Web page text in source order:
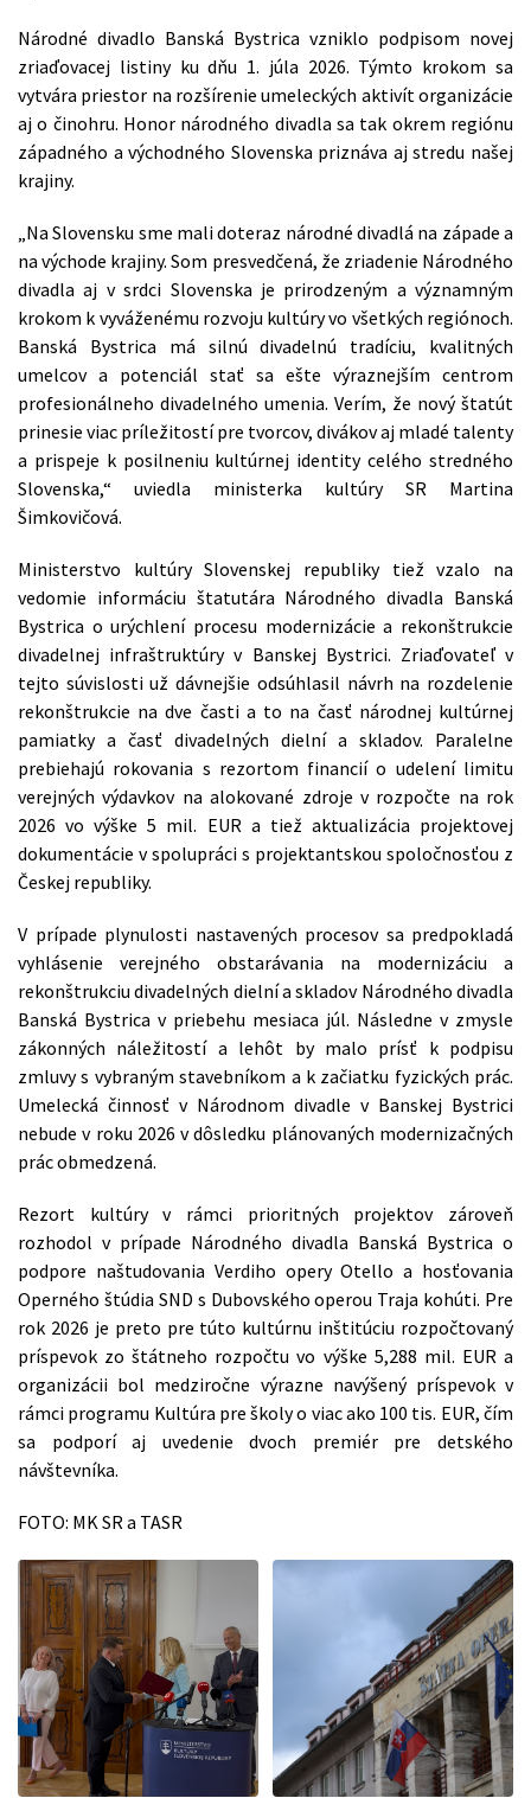
Národné divadlo Banská Bystrica vzniklo podpisom novej
zriaďovacej listiny ku dňu 1. júla 2026. Týmto krokom sa
vytvára priestor na rozšírenie umeleckých aktivít organizácie
aj o činohru. Honor národného divadla sa tak okrem regiónu
západného a východného Slovenska priznáva aj stredu našej
krajiny.
„Na Slovensku sme mali doteraz národné divadlá na západe a
na východe krajiny. Som presvedčená, že zriadenie Národného
divadla aj v srdci Slovenska je prirodzeným a významným
krokom k vyváženému rozvoju kultúry vo všetkých regiónoch.
Banská Bystrica má silnú divadelnú tradíciu, kvalitných
umelcov a potenciál stať sa ešte výraznejším centrom
profesionálneho divadelného umenia. Verím, že nový štatút
prinesie viac príležitostí pre tvorcov, divákov aj mladé talenty
a prispeje k posilneniu kultúrnej identity celého stredného
Slovenska,“ uviedla ministerka kultúry SR Martina
Šimkovičová.
Ministerstvo kultúry Slovenskej republiky tiež vzalo na
vedomie informáciu štatutára Národného divadla Banská
Bystrica o urýchlení procesu modernizácie a rekonštrukcie
divadelnej infraštruktúry v Banskej Bystrici. Zriaďovateľ v
tejto súvislosti už dávnejšie odsúhlasil návrh na rozdelenie
rekonštrukcie na dve časti a to na časť národnej kultúrnej
pamiatky a časť divadelných dielní a skladov. Paralelne
prebiehajú rokovania s rezortom financií o udelení limitu
verejných výdavkov na alokované zdroje v rozpočte na rok
2026 vo výške 5 mil. EUR a tiež aktualizácia projektovej
dokumentácie v spolupráci s projektantskou spoločnosťou z
Českej republiky.
V prípade plynulosti nastavených procesov sa predpokladá
vyhlásenie verejného obstarávania na modernizáciu a
rekonštrukciu divadelných dielní a skladov Národného divadla
Banská Bystrica v priebehu mesiaca júl. Následne v zmysle
zákonných náležitostí a lehôt by malo prísť k podpisu
zmluvy s vybraným stavebníkom a k začiatku fyzických prác.
Umelecká činnosť v Národnom divadle v Banskej Bystrici
nebude v roku 2026 v dôsledku plánovaných modernizačných
prác obmedzená.
Rezort kultúry v rámci prioritných projektov zároveň
rozhodol v prípade Národného divadla Banská Bystrica o
podpore naštudovania Verdiho opery Otello a hosťovania
Operného štúdia SND s Dubovského operou Traja kohúti. Pre
rok 2026 je preto pre túto kultúrnu inštitúciu rozpočtovaný
príspevok zo štátneho rozpočtu vo výške 5,288 mil. EUR a
organizácii bol medziročne výrazne navýšený príspevok v
rámci programu Kultúra pre školy o viac ako 100 tis. EUR, čím
sa podporí aj uvedenie dvoch premiér pre detského
návštevníka.
FOTO: MK SR a TASR